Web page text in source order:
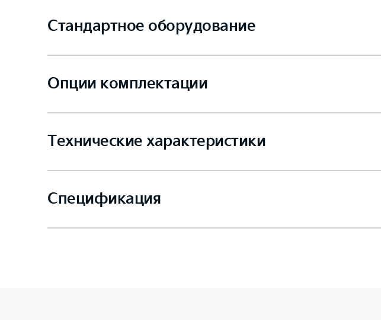
Стандартное оборудование
Опции комплектации
Технические характеристики
Спецификация